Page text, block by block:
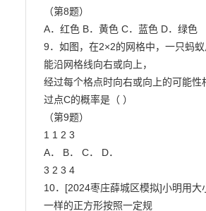
（第8题）
A．红色 B．黄色 C．蓝色 D．绿色
9．如图，在2×2的网格中，一只蚂
能沿网格线向右或向上，
经过每个格点时向右或向上的可能性
过点C的概率是（ ）
（第9题）
1 1 2 3
A． B． C． D．
3 2 3 4
10．[2024枣庄薛城区模拟]小明用大
一样的正方形按照一定规